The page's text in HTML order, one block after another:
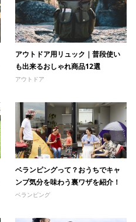
アウトドア用リュック｜普段使い
も出来るおしゃれ商品12選
アウトドア
ベランピングって？おうちでキャ
ンプ気分を味わう裏ワザを紹介！
ベランピング